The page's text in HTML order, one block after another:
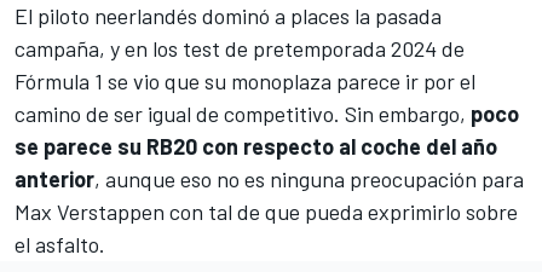
El piloto neerlandés dominó a places la pasada
campaña, y en los test de pretemporada 2024 de
Fórmula 1 se vio que su monoplaza parece ir por el
camino de ser igual de competitivo. Sin embargo, poco
se parece su RB20 con respecto al coche del año
anterior, aunque eso no es ninguna preocupación para
Max Verstappen con tal de que pueda exprimirlo sobre
el asfalto.